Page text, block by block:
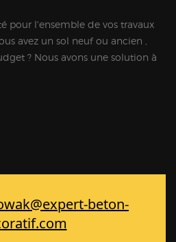
pour l'ensemble de vos travaux
avez un sol neuf ou ancien ,
? Nous avons une solution à